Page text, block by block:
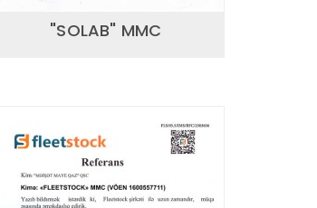
"SOLAB" MMC